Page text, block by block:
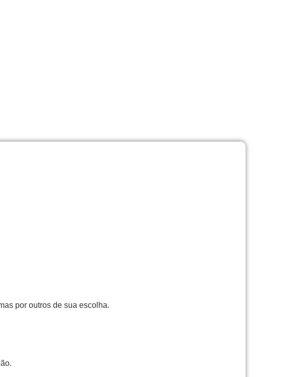
por outros de sua escolha.